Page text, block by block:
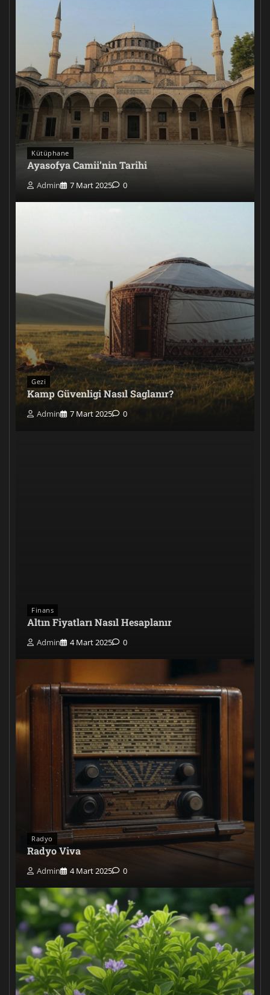
Kütüphane
Ayasofya Camii’nin Tarihi
Admin 7 Mart 2025 0
Gezi
Kamp Güvenligi Nasıl Saglanır?
Admin 7 Mart 2025 0
Finans
Altın Fiyatları Nasıl Hesaplanır
Admin 4 Mart 2025 0
Radyo
Radyo Viva
Admin 4 Mart 2025 0